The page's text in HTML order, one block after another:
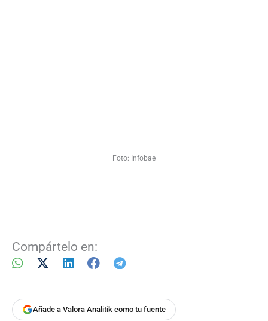
Foto: Infobae
Compártelo en:
Añade a Valora Analitik como tu fuente